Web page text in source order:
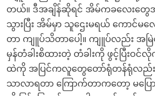
တယ်။ ဒီအချိန်ဆိုရင် အိမ်ကခလေးတွေအာ
သွားပြီး အိမ်မှာ သူဌေးမရယ် ကောင်မ
တာ ကျူပ်သိတာပေါ့။ ကျူပ်လည်း အမ
မှန်တံခါးစိထားတဲ့ တံခါးကို ဖွင့်ပြီးဝ
ထဲကို အပြင်ကလူတွေတော်ရုံတန်ရုံလည်း
သာလာရတာ ကြောက်တာကတော့ မပြော